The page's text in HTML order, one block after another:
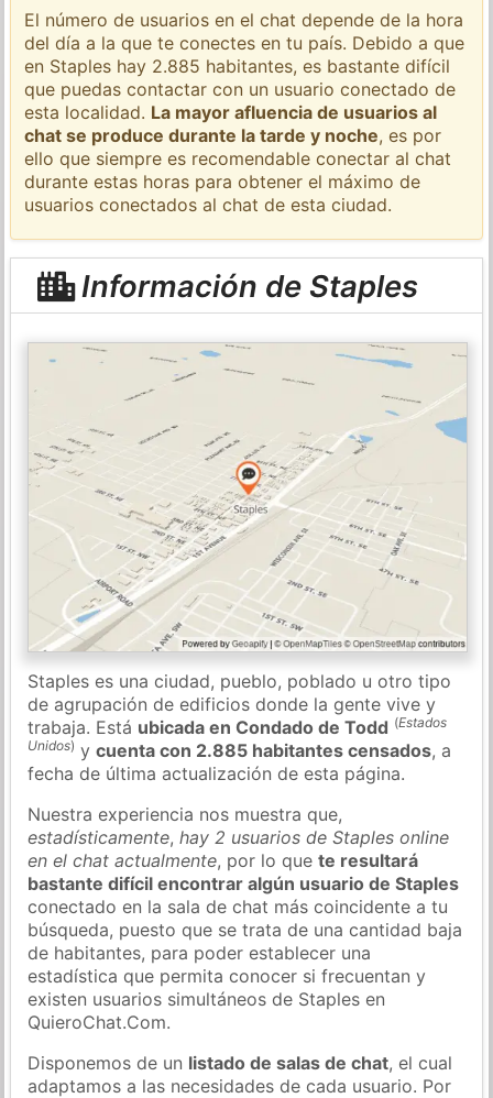
El número de usuarios en el chat depende de la hora
del día a la que te conectes en tu país. Debido a que
en Staples hay 2.885 habitantes, es bastante difícil
que puedas contactar con un usuario conectado de
esta localidad. La mayor afluencia de usuarios al
chat se produce durante la tarde y noche, es por
ello que siempre es recomendable conectar al chat
durante estas horas para obtener el máximo de
usuarios conectados al chat de esta ciudad.
Información de Staples
Staples es una ciudad, pueblo, poblado u otro tipo
de agrupación de edificios donde la gente vive y
trabaja. Está ubicada en Condado de Todd (Estados
Unidos) ycuenta con 2.885 habitantes censados, a
fecha de última actualización de esta página.
Nuestra experiencia nos muestra que,
estadísticamente,hay 2 usuarios de Staples online
en el chat actualmente, por lo quete resultará
bastante difícil encontrar algún usuario de Staples
conectado en la sala de chat más coincidente a tu
búsqueda, puesto que se trata de una cantidad baja
de habitantes, para poder establecer una
estadística que permita conocer si frecuentan y
existen usuarios simultáneos de Staples en
QuieroChat.Com.
Disponemos de un listado de salas de chat, el cual
adaptamos a las necesidades de cada usuario. Por